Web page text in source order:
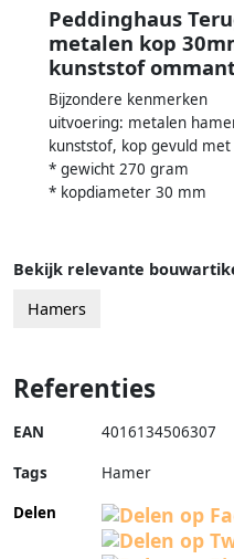
Peddinghaus
metalen kop
kunststof
Bijzondere kenmerken
uitvoering: metalen
kunststof, kop gevuld met
* gewicht 270 gram
* kopdiameter 30 mm
Bekijk relevante
Hamers
Referenties
EAN 4016134506307
Tags
Hamer
Delen